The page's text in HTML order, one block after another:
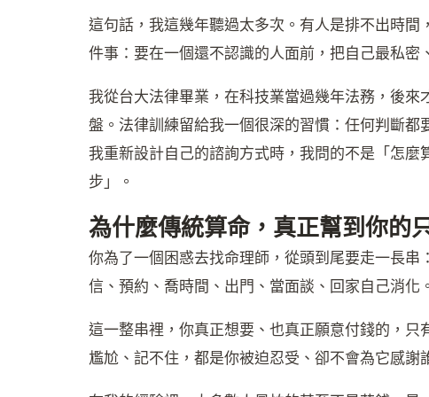
這句話，我這幾年聽過太多次。有人是排不出時
件事：要在一個還不認識的人面前，把自己最私密
我從台大法律畢業，在科技業當過幾年法務，後
盤。法律訓練留給我一個很深的習慣：任何判斷
我重新設計自己的諮詢方式時，我問的不是「怎
步」。
為什麼傳統算命，真正幫到你的
你為了一個困惑去找命理師，從頭到尾要走一長串
信、預約、喬時間、出門、當面談、回家自己消化。
這一整串裡，你真正想要、也真正願意付錢的，只
尷尬、記不住，都是你被迫忍受、卻不會為它感謝